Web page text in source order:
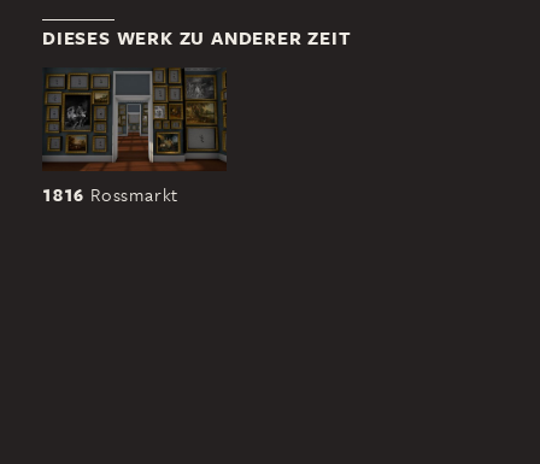
DIESES WERK ZU ANDERER ZEIT
1816 Rossmarkt